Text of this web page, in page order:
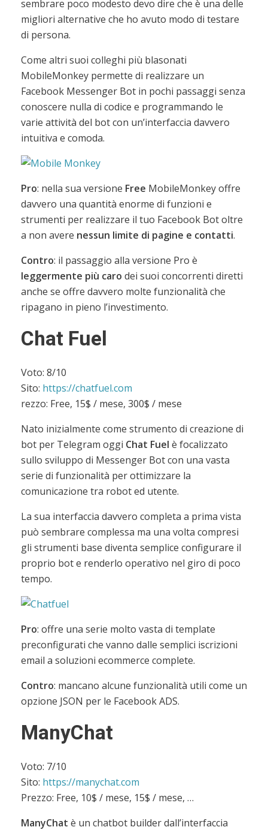
sembrare poco modesto devo dire che è una delle
migliori alternative che ho avuto modo di testare
di persona.
Come altri suoi colleghi più blasonati
MobileMonkey permette di realizzare un
Facebook Messenger Bot in pochi passaggi senza
conoscere nulla di codice e programmando le
varie attività del bot con un’interfaccia davvero
intuitiva e comoda.
Pro: nella sua versione Free MobileMonkey offre
davvero una quantità enorme di funzioni e
strumenti per realizzare il tuo Facebook Bot oltre
a non avere nessun limite di pagine e contatti.
Contro: il passaggio alla versione Pro è
leggermente più caro dei suoi concorrenti diretti
anche se offre davvero molte funzionalità che
ripagano in pieno l’investimento.
Chat Fuel
Voto: 8/10
Sito: https://chatfuel.com
rezzo: Free, 15$ / mese, 300$ / mese
Nato inizialmente come strumento di creazione di
bot per Telegram oggi Chat Fuel è focalizzato
sullo sviluppo di Messenger Bot con una vasta
serie di funzionalità per ottimizzare la
comunicazione tra robot ed utente.
La sua interfaccia davvero completa a prima vista
può sembrare complessa ma una volta compresi
gli strumenti base diventa semplice configurare il
proprio bot e renderlo operativo nel giro di poco
tempo.
Pro: offre una serie molto vasta di template
preconfigurati che vanno dalle semplici iscrizioni
email a soluzioni ecommerce complete.
Contro: mancano alcune funzionalità utili come un
opzione JSON per le Facebook ADS.
ManyChat
Voto: 7/10
Sito: https://manychat.com
Prezzo: Free, 10$ / mese, 15$ / mese, …
ManyChat è un chatbot builder dall’interfaccia